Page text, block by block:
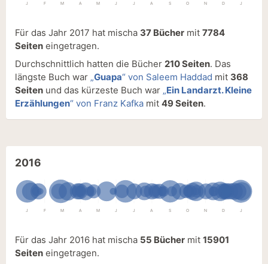
J F M A M J J A S O N D J
Für das Jahr 2017 hat mischa 37 Bücher mit 7784
Seiten eingetragen.
Durchschnittlich hatten die Bücher 210 Seiten. Das
längste Buch war „Guapa“ von Saleem Haddad mit 368
Seiten und das kürzeste Buch war „Ein Landarzt. Kleine
Erzählungen“ von Franz Kafka mit 49 Seiten.
2016
J F M A M J J A S O N D J
Für das Jahr 2016 hat mischa 55 Bücher mit 15901
Seiten eingetragen.